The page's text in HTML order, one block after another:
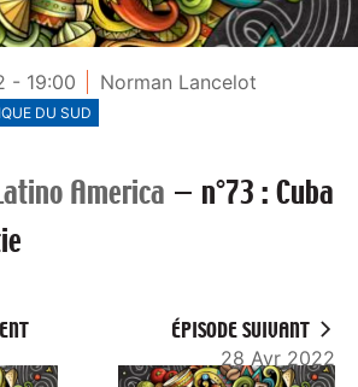
- 19:00 Norman Lancelot
DU SUD
America — n°73 : Cuba
ÉPISODE SUIVANT
28 Avr 2022